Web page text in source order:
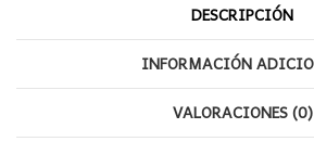
DESCRIPCIÓN
INFORMACIÓN
VALORACIONES (0)